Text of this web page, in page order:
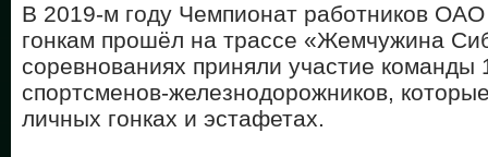
В 2019-м году Чемпионат работников
гонкам прошёл на трассе «Жемчужина
соревнованиях приняли участие команды
спортсменов-железнодорожников,
личных гонках и эстафетах.